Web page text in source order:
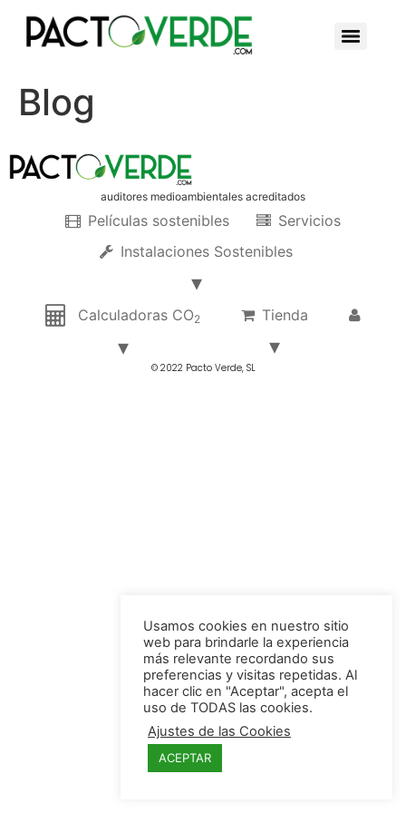
Blog
auditores medioambientales acreditados
Películas sostenibles
Servicios
Instalaciones Sostenibles
Calculadoras CO2 Tienda
© 2022 Pacto Verde, SL
Usamos cookies en nuestro sitio
web para brindarle la experiencia
más relevante recordando sus
preferencias y visitas repetidas. Al
hacer clic en "Aceptar", acepta el
uso de TODAS las cookies.
Ajustes de las Cookies
ACEPTAR